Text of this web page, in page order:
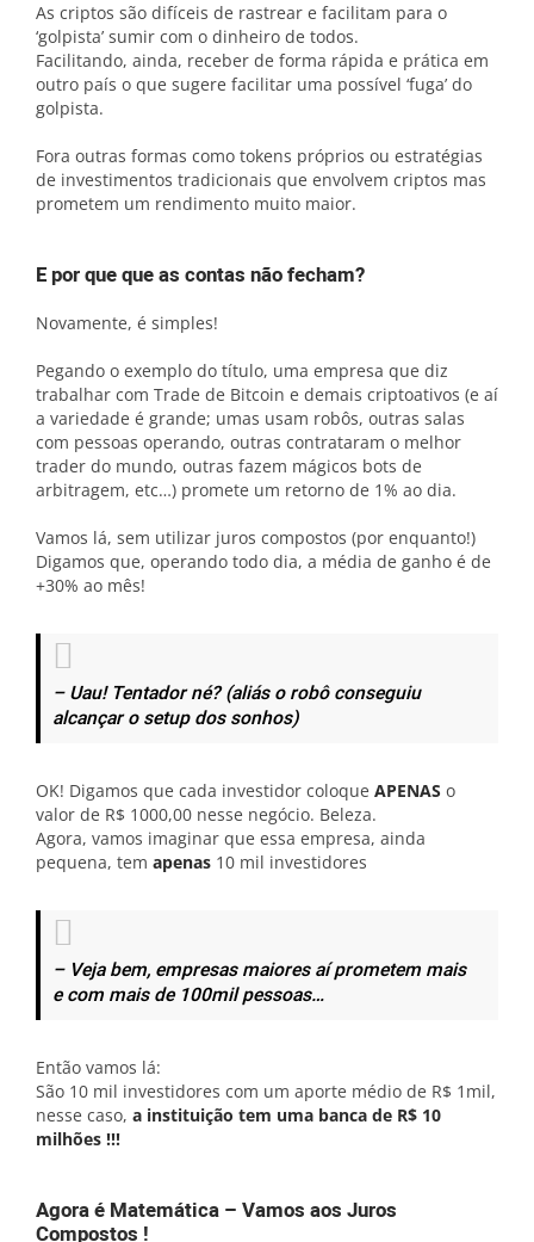
As criptos são difíceis de rastrear e facilitam para o
‘golpista’ sumir com o dinheiro de todos.
Facilitando, ainda, receber de forma rápida e prática em
outro país o que sugere facilitar uma possível ‘fuga’ do
golpista.
Fora outras formas como tokens próprios ou estratégias
de investimentos tradicionais que envolvem criptos mas
prometem um rendimento muito maior.
E por que que as contas não fecham?
Novamente, é simples!
Pegando o exemplo do título, uma empresa que diz
trabalhar com Trade de Bitcoin e demais criptoativos (e aí
a variedade é grande; umas usam robôs, outras salas
com pessoas operando, outras contrataram o melhor
trader do mundo, outras fazem mágicos bots de
arbitragem, etc…) promete um retorno de 1% ao dia.
Vamos lá, sem utilizar juros compostos (por enquanto!)
Digamos que, operando todo dia, a média de ganho é de
+30% ao mês!
–Uau! Tentador né? (aliás o robô conseguiu
alcançar o setup dos sonhos)
OK! Digamos que cada investidor coloque APENAS o
valor de R$ 1000,00 nesse negócio. Beleza.
Agora, vamos imaginar que essa empresa, ainda
pequena, tem apenas 10 mil investidores
– Veja bem, empresas maiores aí prometem mais
e com mais de 100mil pessoas…
Então vamos lá:
São 10 mil investidores com um aporte médio de R$ 1mil,
nesse caso, a instituição tem uma banca de R$ 10
milhões !!!
Agora é Matemática – Vamos aos Juros
Compostos !